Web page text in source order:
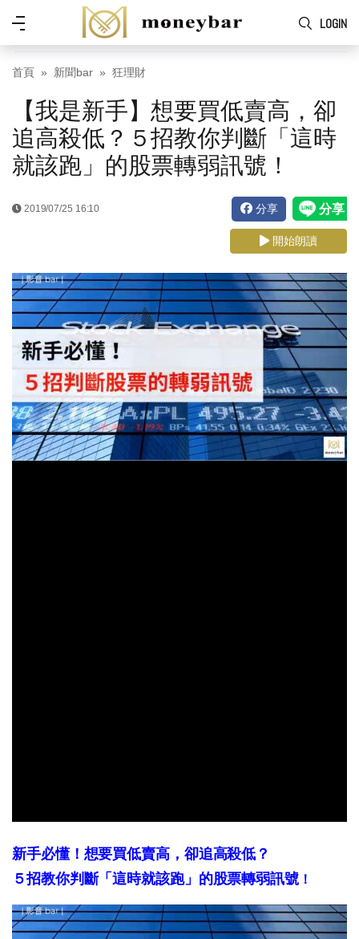
Skip to main content
LOGIN
功
能
表
首頁 新聞bar 狂理財
【我是新手】想要買低賣高，卻
追高殺低？５招教你判斷「這時
就該跑」的股票轉弱訊號！
2019/07/25 16:10 分享
開始朗讀
新手必懂！想要買低賣高，卻追高殺低？
５招教你判斷「這時就該跑」的股票轉弱訊號 ！